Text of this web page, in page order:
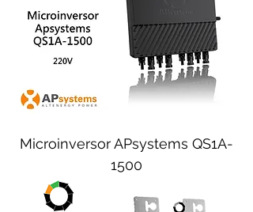
Microinversor APsystems QS1A-
1500